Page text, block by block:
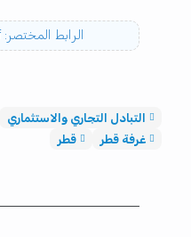
الرابط المختصر: doha24.net/s/1gf
التبادل التجاري والاستثماري
غرفة قطر
قطر